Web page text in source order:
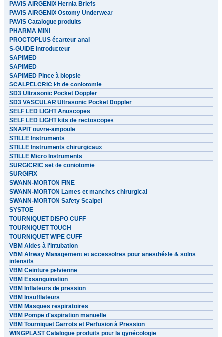
PAVIS AIRGENIX Hernia Briefs
PAVIS AIRGENIX Ostomy Underwear
PAVIS Catalogue produits
PHARMA MINI
PROCTOPLUS écarteur anal
S-GUIDE Introducteur
SAPIMED
SAPIMED
SAPIMED Pince à biopsie
SCALPELCRIC kit de coniotomie
SD3 Ultrasonic Pocket Doppler
SD3 VASCULAR Ultrasonic Pocket Doppler
SELF LED LIGHT Anuscopes
SELF LED LIGHT kits de rectoscopes
SNAPIT ouvre-ampoule
STILLE Instruments
STILLE Instruments chirurgicaux
STILLE Micro Instruments
SURGICRIC set de coniotomie
SURGIFIX
SWANN-MORTON FINE
SWANN-MORTON Lames et manches chirurgical
SWANN-MORTON Safety Scalpel
SYSTOE
TOURNIQUET DISPO CUFF
TOURNIQUET TOUCH
TOURNIQUET WIPE CUFF
VBM Aides à l'intubation
VBM Airway Management et accessoires pour anesthésie & soins
intensifs
VBM Ceinture pelvienne
VBM Exsanguination
VBM Inflateurs de pression
VBM Insufflateurs
VBM Masques respiratoires
VBM Pompe d'aspiration manuelle
VBM Tourniquet Garrots et Perfusion à Pression
WINGPLAST Catalogue produits pour la gynécologie